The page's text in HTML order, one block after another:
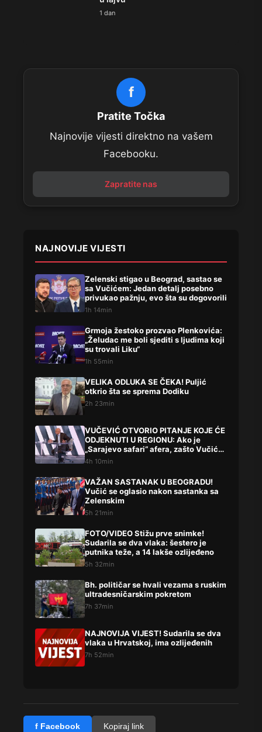
1 dan
f
Pratite Točka
Najnovije vijesti direktno na vašem
Facebooku.
Zapratite nas
NAJNOVIJE VIJESTI
Zelenski stigao u Beograd, sastao se
sa Vučićem: Jedan detalj posebno
privukao pažnju, evo šta su dogovorili
1h 14min
Grmoja žestoko prozvao Plenkovića:
„Želudac me boli sjediti s ljudima koji
su trovali Liku“
1h 55min
VELIKA ODLUKA SE ČEKA! Puljić
otkrio šta se sprema Dodiku
2h 23min
VUČEVIĆ OTVORIO PITANJE KOJE ĆE
ODJEKNUTI U REGIONU: Ako je
„Sarajevo safari“ afera, zašto Vučića
niste procesuirali?!
4h 10min
VAŽAN SASTANAK U BEOGRADU!
Vučić se oglasio nakon sastanka sa
Zelenskim
5h 21min
FOTO/VIDEO Stižu prve snimke!
Sudarila se dva vlaka: šestero je
putnika teže, a 14 lakše ozlijeđeno
5h 32min
Bh. političar se hvali vezama s ruskim
ultradesničarskim pokretom
7h 37min
NAJNOVIJA VIJEST! Sudarila se dva
vlaka u Hrvatskoj, ima ozlijeđenih
7h 52min
f Facebook Kopiraj link